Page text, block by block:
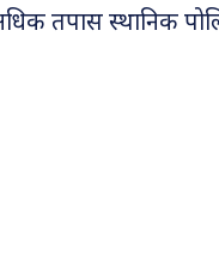
तपास स्थानिक